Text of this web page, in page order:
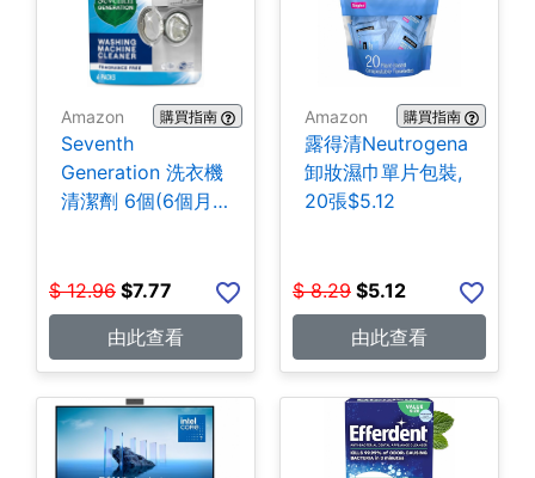
Amazon 購買指南
Seventh
Generation 洗衣機
清潔劑 6個(6個月
$ 12.96 $7.77
由此查看
Amazon 購買指南
露得清Neutrogena
卸妝濕巾單片包裝,
20張$5.12
$ 8.29 $5.12
由此查看